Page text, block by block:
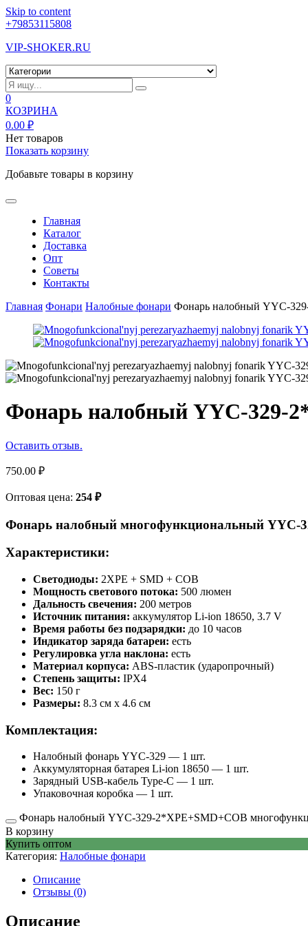
Skip to content
+79853115808
VIP-SHOKER.RU
0
КОЗРИНА
0.00 ₽
Нет товаров
Показать корзину
Добавьте товары в корзину
Главная
Каталог
Доставка
Опт
Советы
Контакты
Главная Фонари Налобные фонари Фонарь налобный YYC-
Фонарь налобный YYC-329-
Оставить отзыв.
750.00 ₽
Оптовая цена: 254 ₽
Фонарь налобный многофункциональный YYC-
Характеристики:
Светодиоды: 2XPE + SMD + COB
Мощность светового потока: 500 люмен
Дальность свечения: 200 метров
Источник питания: аккумулятор Li-ion 18650, 3.7 V
Время работы без подзарядки: до 10 часов
Индикатор заряда батареи: есть
Регулировка угла наклона: есть
Материал корпуса: АВS-пластик (ударопрочный)
Степень защиты: IPX4
Вес: 150 г
Размеры: 8.3 см х 4.6 см
Комплектация:
Налобный фонарь YYC-329 — 1 шт.
Аккумуляторная батарея Li-ion 18650 — 1 шт.
Зарядный USB-кабель Type-C — 1 шт.
Упаковочная коробка — 1 шт.
Фонарь налобный YYC-329-2*XPE+SMD+COB
В корзину
Купить оптом
Категория: Налобные фонари
Описание
Отзывы (0)
Описание